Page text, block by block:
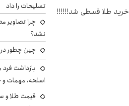
خرید طلا قسطی شد!!!!!!
تسلیحات را داد
چرا تصاویر
نشد؟
چین چطور
بازداشت
اسلحه، مهمات